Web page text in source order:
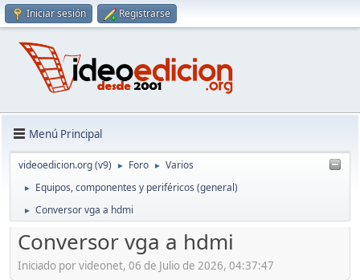
Iniciar sesión Registrarse
Menú Principal
videoedicion.org (v9) ► Foro ► Varios
► Equipos, componentes y periféricos (general)
► Conversor vga a hdmi
Conversor vga a hdmi
Iniciado por videonet, 06 de Julio de 2026, 04:37:47